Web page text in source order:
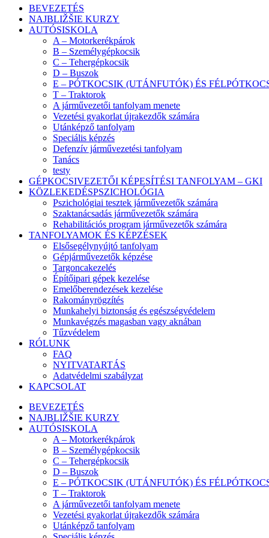
BEVEZETÉS
NAJBLIŽŠIE KURZY
AUTÓSISKOLA
A – Motorkerékpárok
B – Személygépkocsik
C – Tehergépkocsik
D – Buszok
E – PÓTKOCSIK (UTÁNFUTÓK) ÉS
T – Traktorok
A járművezetői tanfolyam menete
Vezetési gyakorlat újrakezdők számára
Utánképző tanfolyam
Speciális képzés
Defenzív járművezetési tanfolyam
Tanács
testy
GÉPKOCSIVEZETŐI KÉPESÍTÉSI TANFOLYAM – GKI
KÖZLEKEDÉSPSZICHOLÓGIA
Pszichológiai tesztek járművezetők számára
Szaktanácsadás járművezetők számára
Rehabilitációs program járművezetők számára
TANFOLYAMOK ÉS KÉPZÉSEK
Elsősegélynyújtó tanfolyam
Gépjárművezetők képzése
Targoncakezelés
Építőipari gépek kezelése
Emelőberendezések kezelése
Rakományrögzítés
Munkahelyi biztonság és egészségvédelem
Munkavégzés magasban vagy aknában
Tűzvédelem
RÓLUNK
FAQ
NYITVATARTÁS
Adatvédelmi szabályzat
KAPCSOLAT
BEVEZETÉS
NAJBLIŽŠIE KURZY
AUTÓSISKOLA
A – Motorkerékpárok
B – Személygépkocsik
C – Tehergépkocsik
D – Buszok
E – PÓTKOCSIK (UTÁNFUTÓK) ÉS
T – Traktorok
A járművezetői tanfolyam menete
Vezetési gyakorlat újrakezdők számára
Utánképző tanfolyam